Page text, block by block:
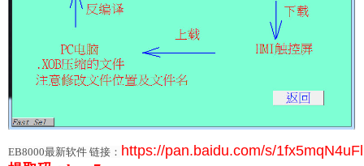
EB8000最新软件 链接： https://pan.baidu.com/s/